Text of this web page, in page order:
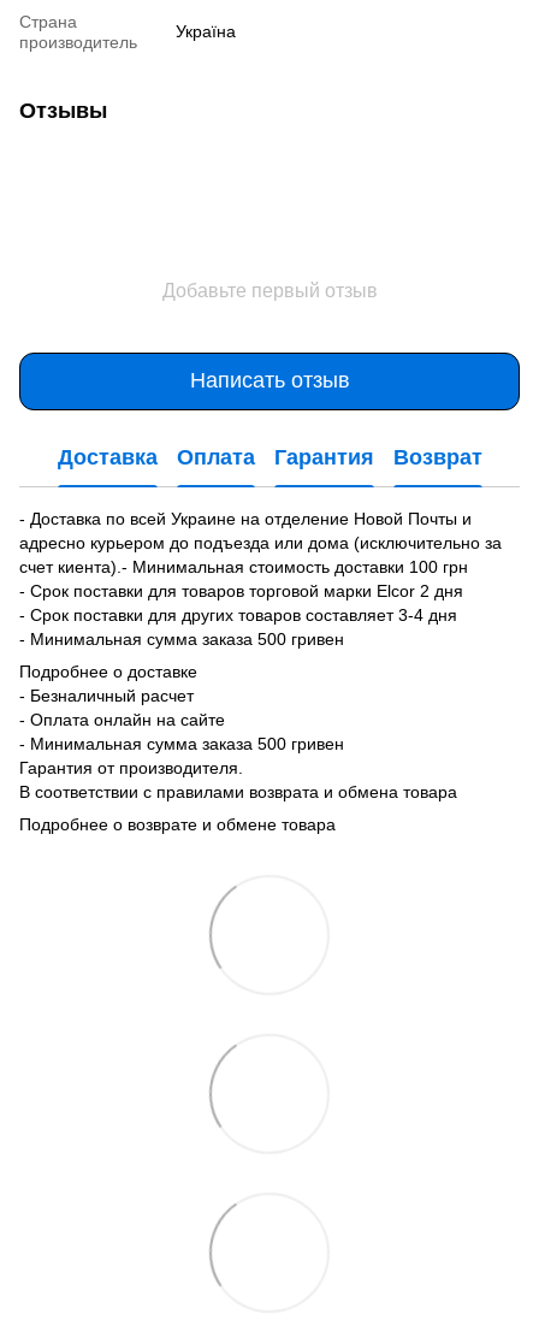
Страна
производитель
Україна
Отзывы
Добавьте первый отзыв
Написать отзыв
Доставка Оплата Гарантия Возврат
- Доставка по всей Украине на отделение Новой Почты и
адресно курьером до подъезда или дома (исключительно за
счет киента).- Минимальная стоимость доставки 100 грн
- Срок поставки для товаров торговой марки Elcor 2 дня
- Срок поставки для других товаров составляет 3-4 дня
- Минимальная сумма заказа 500 гривен
Подробнее о доставке
- Безналичный расчет
- Оплата онлайн на сайте
- Минимальная сумма заказа 500 гривен
Гарантия от производителя.
В соответствии с правилами возврата и обмена товара
Подробнее о возврате и обмене товара